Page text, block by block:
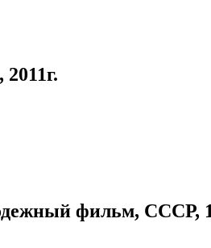
фильм, СССР,